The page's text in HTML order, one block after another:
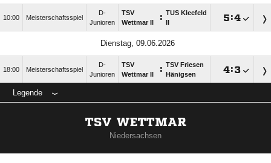
10:00 Meisterschaftsspiel
D-
Junioren
TSV
Wettmar II
: TUS Kleefeld
:
Dienstag, 09.06.2026
18:00 Meisterschaftsspiel
D-
Junioren
TSV
Wettmar II
: TSV Friesen
Hänigsen
:
Legende
TSV WETTMAR
Niedersachsen